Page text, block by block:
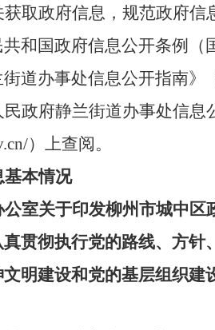
取政府信息，规范政府
和国政府信息公开条例（
道办事处信息公开指南》
政府静兰街道办事处信息
）上查阅。
基本情况
室关于印发柳州市城中区
贯彻执行党的路线、方
明建设和党的基层组织建